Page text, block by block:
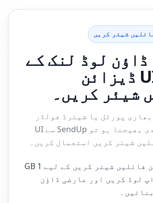
ڈاؤن لوڈ لنک کے
ساتھ UI ڈیزائن
شیئر کریں۔
پورٹل یا شیئرڈ فولڈر
کے بغیر جلدی بھیجنا ہو تو SendUp سے UI
شیئر کریں استعمال کریں۔
UI ڈیزائن فائلیں شیئر کریں کے لیے 1 GB
لوڈ کریں اور عارضی ڈاؤن